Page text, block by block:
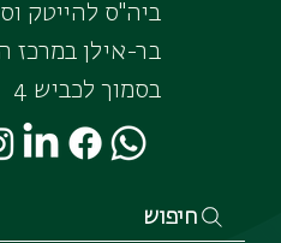
חיפוש
ביה"ס להייטק
בר-אילן במרכז
בסמוך לכביש 4